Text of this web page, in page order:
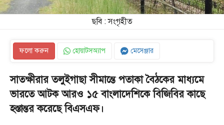
ছবি : সংগৃহীত
ফলো করুন হোয়াটসঅ্যাপ মেসেঞ্জার
সাতক্ষীরার তলুইগাছা সীমান্তে পতাকা বৈঠকের মাধ্যমে
ভারতে আটক আরও ১৫ বাংলাদেশিকে বিজিবির কাছে
হস্তান্তর করেছে বিএসএফ।